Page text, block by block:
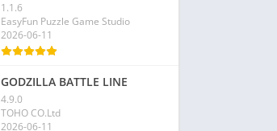
1.1.6
EasyFun Puzzle Game Studio
2026-06-11
GODZILLA BATTLE LINE
4.9.0
TOHO CO.Ltd
2026-06-11